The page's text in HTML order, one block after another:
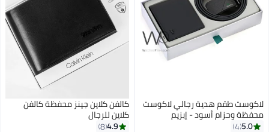
لاكوست طقم هدية رجالي لاكوست
محفظة وحزام أسود - إبزيم
5.0
4
كالفن كلاين جينز محفظة كالفن
كلاين للرجال
4.9
8